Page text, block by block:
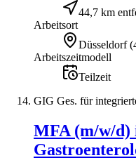
44,7 km
Arbeitsort
Düsseldorf (
Arbeitszeitmodell
Teilzeit
GIG Ges. für
MFA (m/w/d)